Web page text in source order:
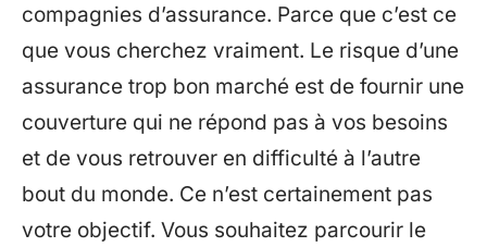
compagnies d’assurance. Parce que c’est ce
que vous cherchez vraiment. Le risque d’une
assurance trop bon marché est de fournir une
couverture qui ne répond pas à vos besoins
et de vous retrouver en difficulté à l’autre
bout du monde. Ce n’est certainement pas
votre objectif. Vous souhaitez parcourir le